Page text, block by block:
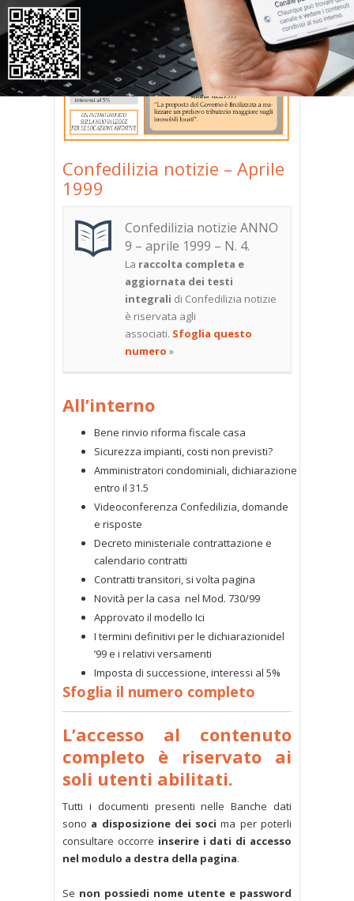
Confedilizia notizie – Aprile
1999
Confedilizia notizie ANNO
9 – aprile 1999 – N. 4.
La raccolta completa e
aggiornata dei testi
integrali di Confedilizia notizie
è riservata agli
associati. Sfoglia questo
numero »
All’interno
Bene rinvio riforma fiscale casa
Sicurezza impianti, costi non previsti?
Amministratori condominiali, dichiarazione
entro il 31.5
Videoconferenza Confedilizia, domande
e risposte
Decreto ministeriale contrattazione e
calendario contratti
Contratti transitori, si volta pagina
Novità per la casa nel Mod. 730/99
Approvato il modello Ici
I termini definitivi per le dichiarazionidel
’99 e i relativi versamenti
Imposta di successione, interessi al 5%
Sfoglia il numero completo
L’accesso al contenuto
completo è riservato ai
soli utenti abilitati.
Tutti i documenti presenti nelle Banche dati
sono a disposizione dei soci ma per poterli
consultare occorre inserire i dati di accesso
nel modulo a destra della pagina.
Se non possiedi nome utente e password